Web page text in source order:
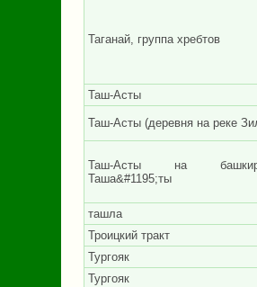
Таганай, группа хребтов
Таш-Асты
Таш-Асты (деревня на реке
Таш-Асты на
Таша&#1195;ты
ташла
Троицкий тракт
Тургояк
Тургояк